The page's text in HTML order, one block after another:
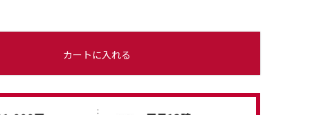
カートに入れる